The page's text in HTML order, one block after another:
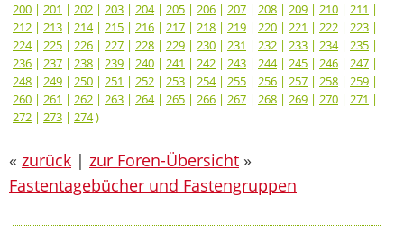
200 | 201 | 202 | 203 | 204| 205 | 206 | 207 | 208 | 209 | 210 | 211 |
212 | 213 | 214| 215 | 216 | 217 | 218 | 219 | 220 | 221 | 222 | 223 |
224| 225 | 226 | 227 | 228 | 229 | 230 | 231 | 232 | 233 | 234| 235 |
236 | 237 | 238 | 239 | 240 | 241 | 242 | 243 | 244| 245 | 246 | 247 |
248 | 249 | 250 | 251 | 252 | 253 | 254| 255 | 256 | 257 | 258 | 259 |
260 | 261 | 262 | 263 | 264| 265 | 266 | 267 | 268 | 269 | 270 | 271 |
272 | 273 | 274)
« zurück | zur Foren-Übersicht »
Fastentagebücher und Fastengruppen